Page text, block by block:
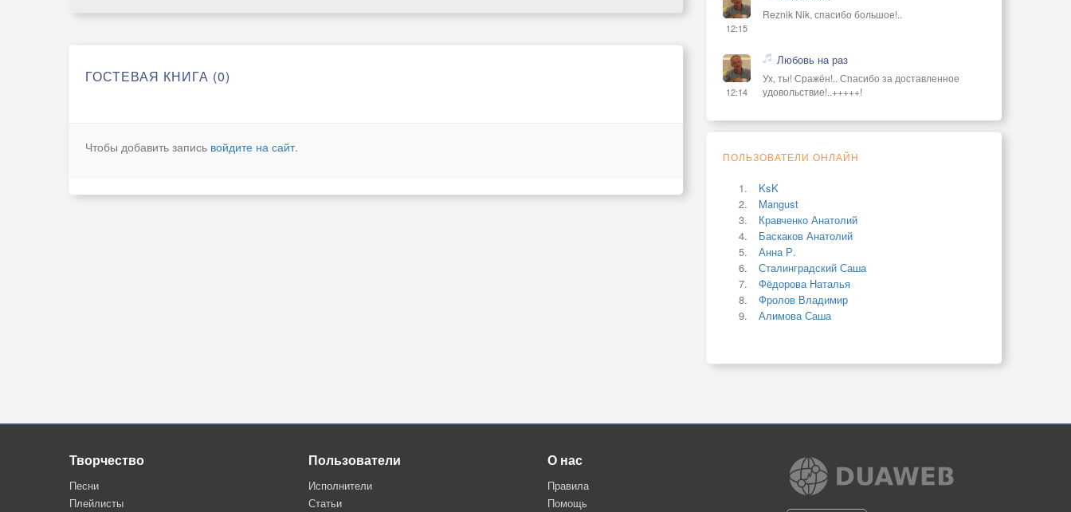
ГОСТЕВАЯ КНИГА (0)
Чтобы добавить запись войдите на сайт.
12:15
Reznik Nik, спасибо большое!..
12:14
Любовь на раз
Ух, ты! Сражён!.. Спасибо за доставленное
удовольствие!..+++++!
ПОЛЬЗОВАТЕЛИ ОНЛАЙН
KsK
Mangust
Кравченко Анатолий
Баскаков Анатолий
Анна Р.
Сталинградский Саша
Фёдорова Наталья
Фролов Владимир
Алимова Саша
Творчество
Песни
Плейлисты
Пользователи
Исполнители
Статьи
О нас
Правила
Помощь